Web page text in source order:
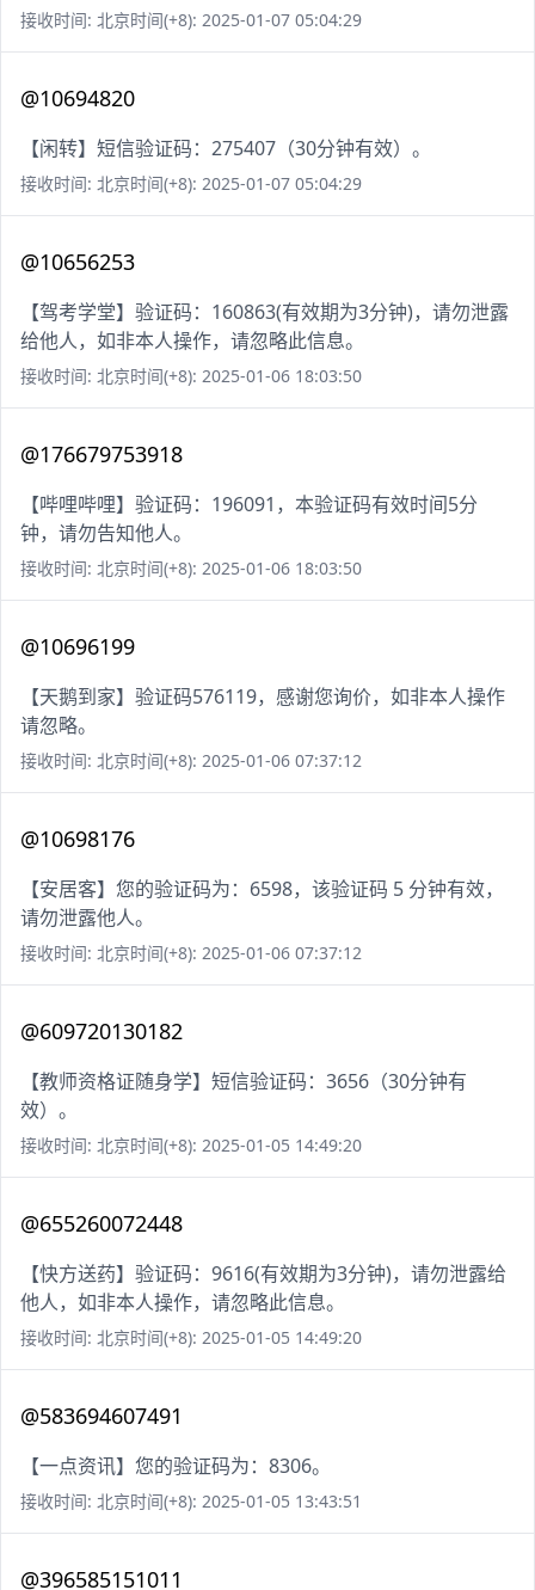
接收时间: 北京时间(+8): 2025-01-07 05:04:29
@10694820
【闲转】短信验证码：275407（30分钟有效）。
接收时间: 北京时间(+8): 2025-01-07 05:04:29
@10656253
【驾考学堂】验证码：160863(有效期为3分钟)，请勿泄露
给他人，如非本人操作，请忽略此信息。
接收时间: 北京时间(+8): 2025-01-06 18:03:50
@176679753918
【哔哩哔哩】验证码：196091，本验证码有效时间5分
钟，请勿告知他人。
接收时间: 北京时间(+8): 2025-01-06 18:03:50
@10696199
【天鹅到家】验证码576119，感谢您询价，如非本人操作
请忽略。
接收时间: 北京时间(+8): 2025-01-06 07:37:12
@10698176
【安居客】您的验证码为：6598，该验证码 5 分钟有效，
请勿泄露他人。
接收时间: 北京时间(+8): 2025-01-06 07:37:12
@609720130182
【教师资格证随身学】短信验证码：3656（30分钟有
效）。
接收时间: 北京时间(+8): 2025-01-05 14:49:20
@655260072448
【快方送药】验证码：9616(有效期为3分钟)，请勿泄露给
他人，如非本人操作，请忽略此信息。
接收时间: 北京时间(+8): 2025-01-05 14:49:20
@583694607491
【一点资讯】您的验证码为：8306。
接收时间: 北京时间(+8): 2025-01-05 13:43:51
@396585151011